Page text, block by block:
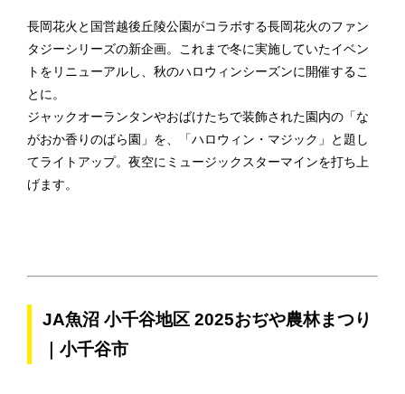
長岡花火と国営越後丘陵公園がコラボする長岡花火のファン
タジーシリーズの新企画。これまで冬に実施していたイベン
トをリニューアルし、秋のハロウィンシーズンに開催するこ
とに。
ジャックオーランタンやおばけたちで装飾された園内の「な
がおか香りのばら園」を、「ハロウィン・マジック」と題し
てライトアップ。夜空にミュージックスターマインを打ち上
げます。
JA魚沼 小千谷地区 2025おぢや農林まつり
｜小千谷市